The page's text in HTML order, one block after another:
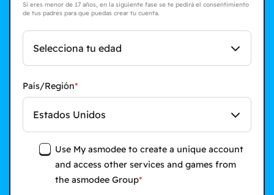
Si eres menor de 17 años, en la siguiente fase se te pedirá el consentimiento
de tus padres para que puedas crear tu cuenta.
Selecciona tu edad
País/Región
Estados Unidos
Use My asmodee to create a unique account
and access other services and games from
the asmodee Group